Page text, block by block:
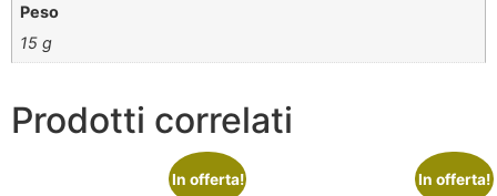
Peso
15 g
Prodotti correlati
In offerta! In offerta!